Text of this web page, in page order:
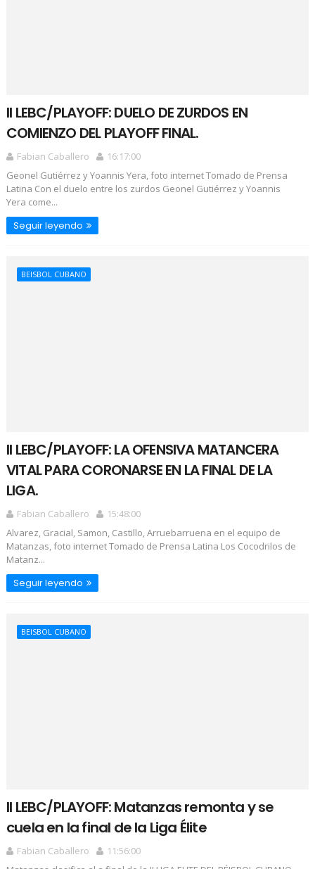
II LEBC/PLAYOFF: DUELO DE ZURDOS EN
COMIENZO DEL PLAYOFF FINAL.
Fabian Caballero
16:17:00
Geonel Gutiérrez y Yoannis Yera, foto internet Tomado de Prensa
Latina Con el duelo entre los zurdos Geonel Gutiérrez y Yoannis
Yera come...
Seguir leyendo
BEISBOL CUBANO
II LEBC/PLAYOFF: LA OFENSIVA MATANCERA
VITAL PARA CORONARSE EN LA FINAL DE LA
LIGA.
Fabian Caballero
15:48:00
Alvarez, Gracial, Samon, Castillo, Arruebarruena en el equipo de
Matanzas, foto internet Tomado de Prensa Latina Los Cocodrilos de
Matanz...
Seguir leyendo
BEISBOL CUBANO
II LEBC/PLAYOFF: Matanzas remonta y se
cuela en la final de la Liga Élite
Fabian Caballero
11:56:00